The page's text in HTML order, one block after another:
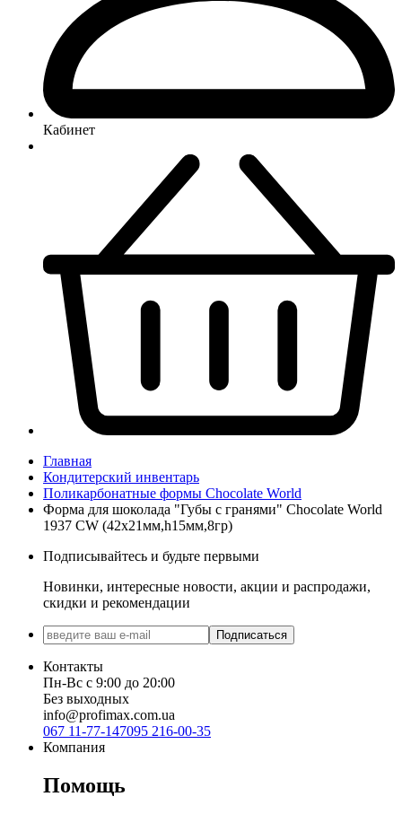
Кабинет
Главная
Кондитерский инвентарь
Поликарбонатные формы Chocolate World
Форма для шоколада "Губы с гранями" Chocolate World
1937 CW (42x21мм,h15мм,8гр)
Подписывайтесь и будьте первыми
Новинки, интересные новости, акции и распродажи,
скидки и рекомендации
Подписаться
Контакты
Пн-Вс с 9:00 до 20:00
Без выходных
info@profimax.com.ua
067 11-77-147095 216-00-35
Компания
Помощь